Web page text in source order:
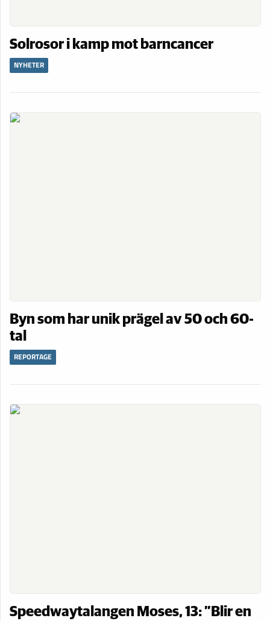
Solrosor i kamp mot barncancer
NYHETER
Byn som har unik prägel av 50 och 60-
tal
REPORTAGE
Speedwaytalangen Moses, 13: ”Blir en